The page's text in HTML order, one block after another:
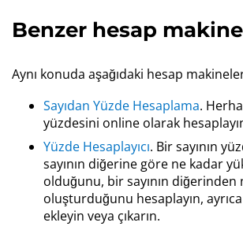
Benzer hesap
Aynı konuda aşağıdaki hesap
Sayıdan Yüzde Hesaplama.
yüzdesini online olarak
Yüzde Hesaplayıcı. Bir sayının
sayının diğerine göre ne kadar
olduğunu, bir sayının diğerinden
oluşturduğunu hesaplayın,
ekleyin veya çıkarın.